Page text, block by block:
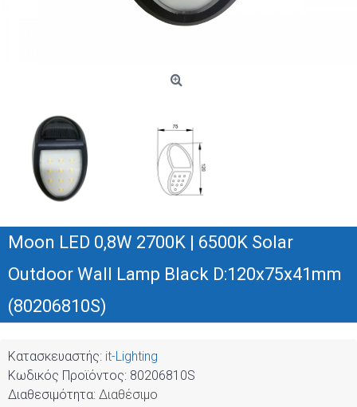
Moon LED 0,8W 2700K | 6500K Solar
Outdoor Wall Lamp Black D:120x75x41mm
(80206810S)
Κατασκευαστής: it-Lighting
Κωδικός Προϊόντος: 80206810S
Διαθεσιμότητα: Διαθέσιμο